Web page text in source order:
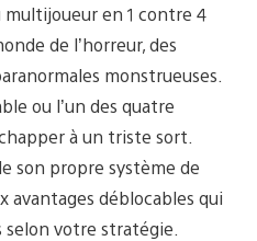
en 1 contre 4
de l’horreur, des
monstrueuses.
ou l’un des quatre
à un triste sort.
son propre système de
avantages déblocables qui
votre stratégie.